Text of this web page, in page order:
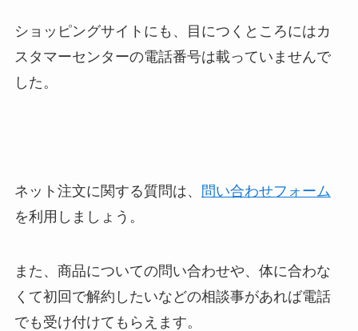
ショッピングサイトにも、目につくところにはカ
スタマーセンターの電話番号は載っていませんで
した。
ネット注文に関する質問は、
問い合わせフォーム
を利用しましょう。
また、商品についての問い合わせや、体に合わな
くて初回で解約したいなどの相談事があれば電話
でも受け付けてもらえます。